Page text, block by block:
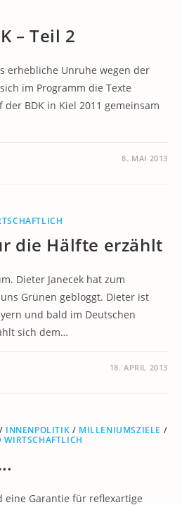
– Teil 2
erhebliche Unruhe wegen der
im Programm die Texte
BDK in Kiel 2011 gemeinsam
8. MAI 2013
die Hälfte erzählt
Dieter Janecek hat zum
Grünen gebloggt. Dieter ist
und bald im Deutschen
sich dem…
18. APRIL 2013
/ INNENPOLITIK / MILLENIUMSZIELE /
eine Garantie für reflexartige